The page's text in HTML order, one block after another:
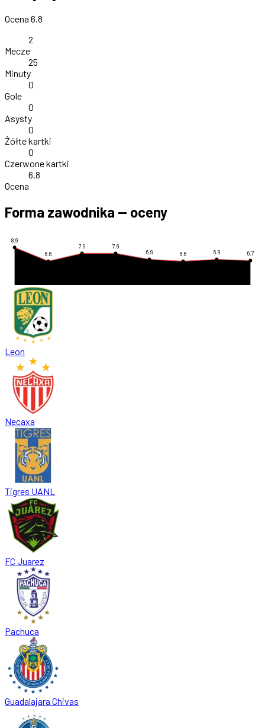
Ocena 6.8
2
Mecze
25
Minuty
0
Gole
0
Asysty
0
Żółte kartki
0
Czerwone kartki
6.8
Ocena
Forma zawodnika — oceny
8.9
6.6
7.9
7.9
6.9
6.6 6.9 6.7
Leon
Necaxa
Tigres UANL
FC Juarez
Pachuca
Guadalajara Chivas